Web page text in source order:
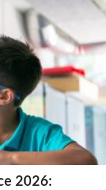
2026: